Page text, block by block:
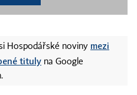
Hospodářské noviny mezi
tituly na Google